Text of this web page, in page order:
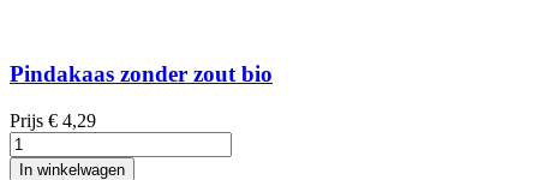
Pindakaas zonder zout bio
Prijs € 4,29
In winkelwagen